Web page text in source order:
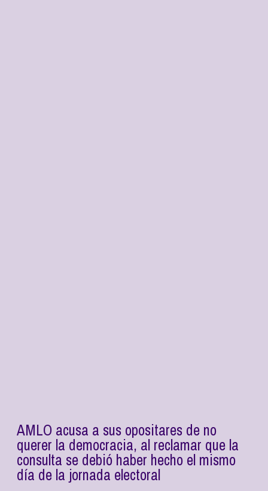
AMLO acusa a sus opositares de no
querer la democracia, al reclamar que la
consulta se debió haber hecho el mismo
día de la jornada electoral